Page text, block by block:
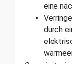
eine
durch